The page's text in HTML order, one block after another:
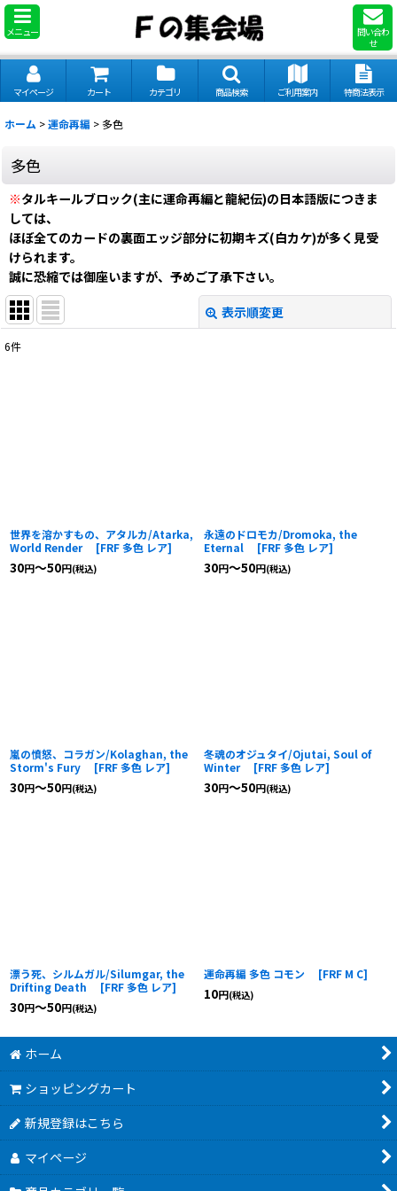
メニュー
問い合わ
せ
マイページ カート カテゴリ 商品検索 ご利用案内 特商法表示
ホーム >運命再編 >多色
多色
※タルキールブロック(主に運命再編と龍紀伝)の日本語版につきま
しては、
ほぼ全てのカードの裏面エッジ部分に初期キズ(白カケ)が多く見受
けられます。
誠に恐縮では御座いますが、予めご了承下さい。
表示順変更
6件
世界を溶かすもの、アタルカ/Atarka,
World Render
[FRF 多色 レア]
30円～50円(税込)
永遠のドロモカ/Dromoka, the
Eternal
[FRF 多色 レア]
30円～50円(税込)
嵐の憤怒、コラガン/Kolaghan, the
Storm's Fury
[FRF 多色 レア]
30円～50円(税込)
冬魂のオジュタイ/Ojutai, Soul of
Winter
[FRF 多色 レア]
30円～50円(税込)
漂う死、シルムガル/Silumgar, the
Drifting Death
[FRF 多色 レア]
30円～50円(税込)
運命再編 多色 コモン [FRF M C]
10円(税込)
ホーム
ショッピングカート
新規登録はこちら
マイページ